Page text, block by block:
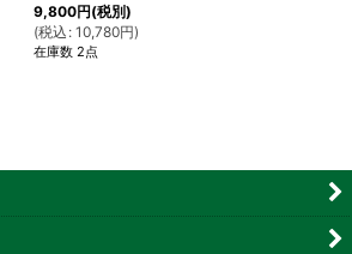
9,800円(税別)
(税込 : 10,780円)
在庫数 2点